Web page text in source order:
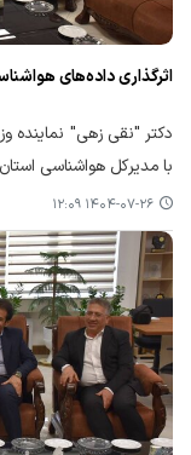
اثرگذاری داده‌های
دکتر "نقی زهی" نماینده
با مدیرکل هواشناسی
۱۴۰۴-۰۷-۲۶ ۱۲:۰۹